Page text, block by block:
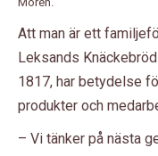
Att man är ett
Leksands
1817, har betydelse
produkter och
– Vi tänker på nästa